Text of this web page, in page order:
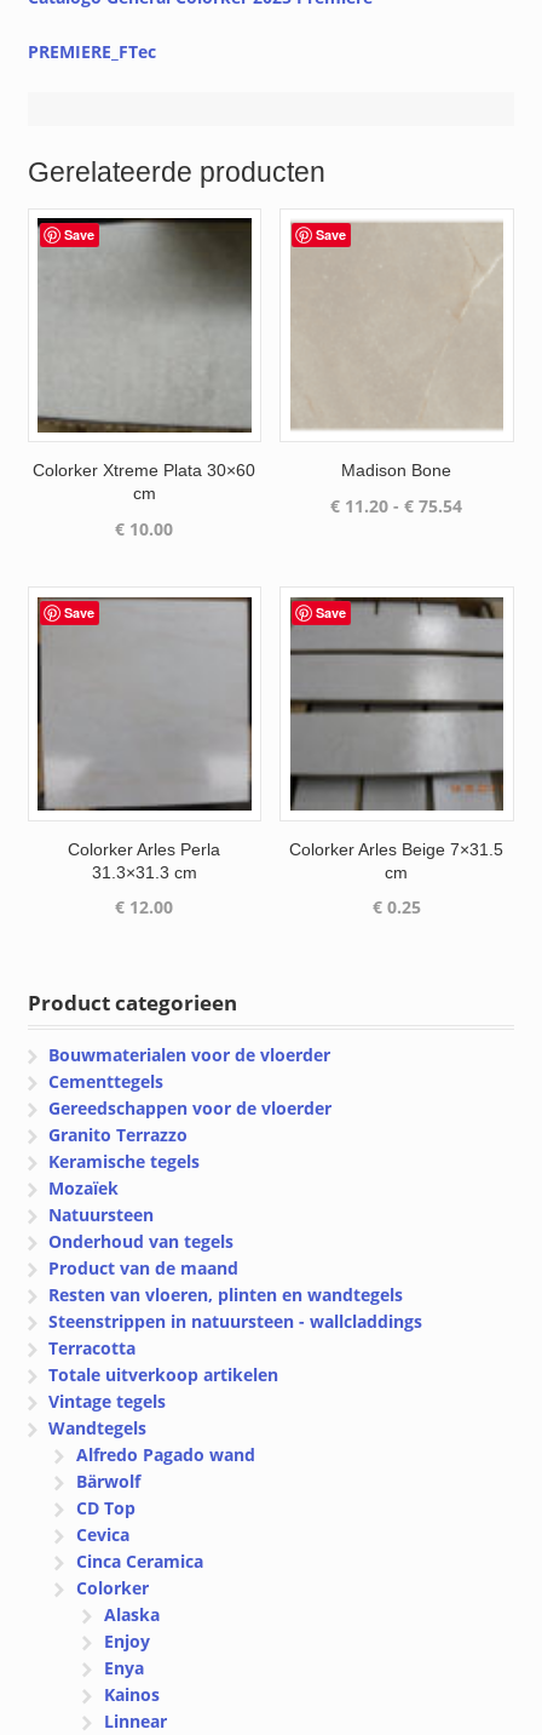
PREMIERE_FTec
Gerelateerde producten
Save
Colorker Xtreme Plata 30×60
cm
€ 10.00
Save
Madison Bone
€ 11.20 - € 75.54
€ 75.54
Save
Colorker Arles Perla
31.3×31.3 cm
€ 12.00
Save
Colorker Arles Beige 7×31.5
cm
€0.25
Product categorieen
Bouwmaterialen voor de vloerder
Cementtegels
Gereedschappen voor de vloerder
Granito Terrazzo
Keramische tegels
Mozaïek
Natuursteen
Onderhoud van tegels
Product van de maand
Resten van vloeren, plinten en wandtegels
Steenstrippen in natuursteen - wallcladdings
Terracotta
Totale uitverkoop artikelen
Vintage tegels
Wandtegels
Alfredo Pagado wand
Bärwolf
CD Top
Cevica
Cinca Ceramica
Colorker
Alaska
Enjoy
Enya
Kainos
Linnear